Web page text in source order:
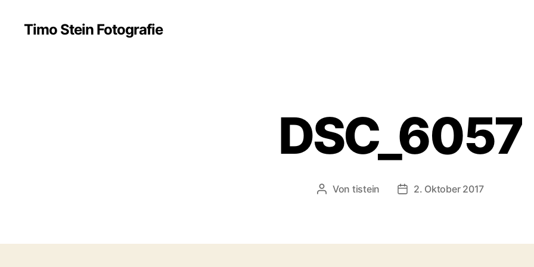
Timo Stein Fotografie
DSC_6057
Beitragsautor
Von tistein Veröffentlichungsdatum
2. Oktober 2017